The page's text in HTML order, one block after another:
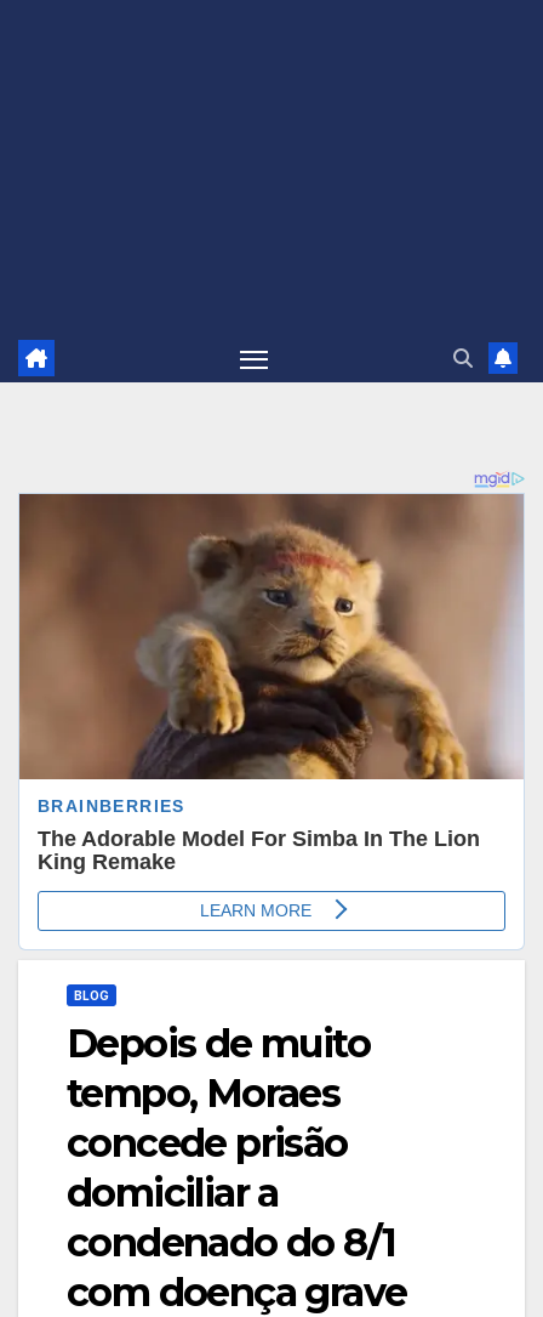
BLOG
Depois de muito
tempo, Moraes
concede prisão
domiciliar a
condenado do 8/1
com doença grave